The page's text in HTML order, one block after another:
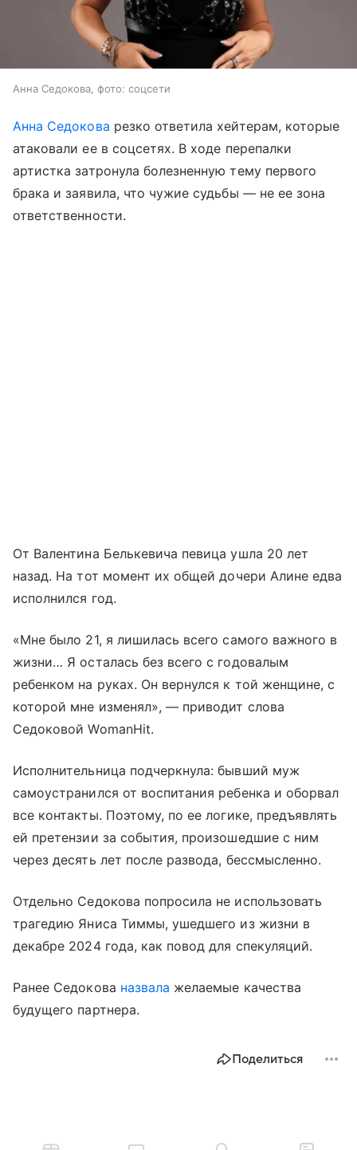
Анна Седокова, фото: соцсети
Анна Седокова резко ответила хейтерам, которые
атаковали ее в соцсетях. В ходе перепалки
артистка затронула болезненную тему первого
брака и заявила, что чужие судьбы — не ее зона
ответственности.
От Валентина Белькевича певица ушла 20 лет
назад. На тот момент их общей дочери Алине едва
исполнился год.
«Мне было 21, я лишилась всего самого важного в
жизни… Я осталась без всего с годовалым
ребенком на руках. Он вернулся к той женщине, с
которой мне изменял», — приводит слова
Седоковой WomanHit.
Исполнительница подчеркнула: бывший муж
самоустранился от воспитания ребенка и оборвал
все контакты. Поэтому, по ее логике, предъявлять
ей претензии за события, произошедшие с ним
через десять лет после развода, бессмысленно.
Отдельно Седокова попросила не использовать
трагедию Яниса Тиммы, ушедшего из жизни в
декабре 2024 года, как повод для спекуляций.
Ранее Седокова назвала желаемые качества
будущего партнера.
Поделиться